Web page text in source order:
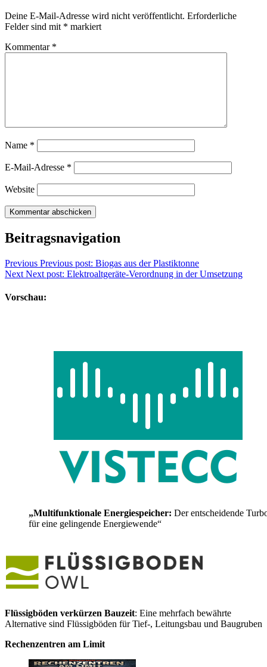
Deine E-Mail-Adresse wird nicht veröffentlicht. Erforderliche
Felder sind mit * markiert
Kommentar *
Name *
E-Mail-Adresse *
Website
Beitragsnavigation
Previous Previous post: Biogas aus der Plastiktonne
Next Next post: Elektroaltgeräte-Verordnung in der Umsetzung
Vorschau:
„Multifunktionale Energiespeicher: Der entscheidende
für eine gelingende Energiewende“
Flüssigböden verkürzen Bauzeit: Eine mehrfach bewährte
Alternative sind Flüssigböden für Tief-, Leitungsbau und Baugruben
Rechenzentren am Limit